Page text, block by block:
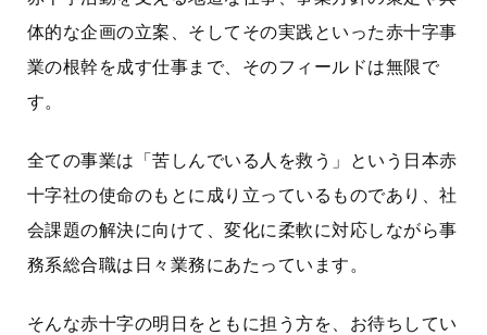
体的な企画の立案、そしてその実践といった赤十字事
業の根幹を成す仕事まで、そのフィールドは無限で
す。
全ての事業は「苦しんでいる人を救う」という日本赤
十字社の使命のもとに成り立っているものであり、社
会課題の解決に向けて、変化に柔軟に対応しながら事
務系総合職は日々業務にあたっています。
そんな赤十字の明日をともに担う方を、お待ちしてい